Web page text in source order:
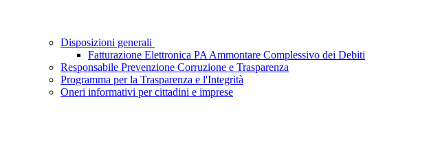
Disposizioni generali
Fatturazione Elettronica PA Ammontare Complessivo dei Debiti
Responsabile Prevenzione Corruzione e Trasparenza
Programma per la Trasparenza e l'Integrità
Oneri informativi per cittadini e imprese